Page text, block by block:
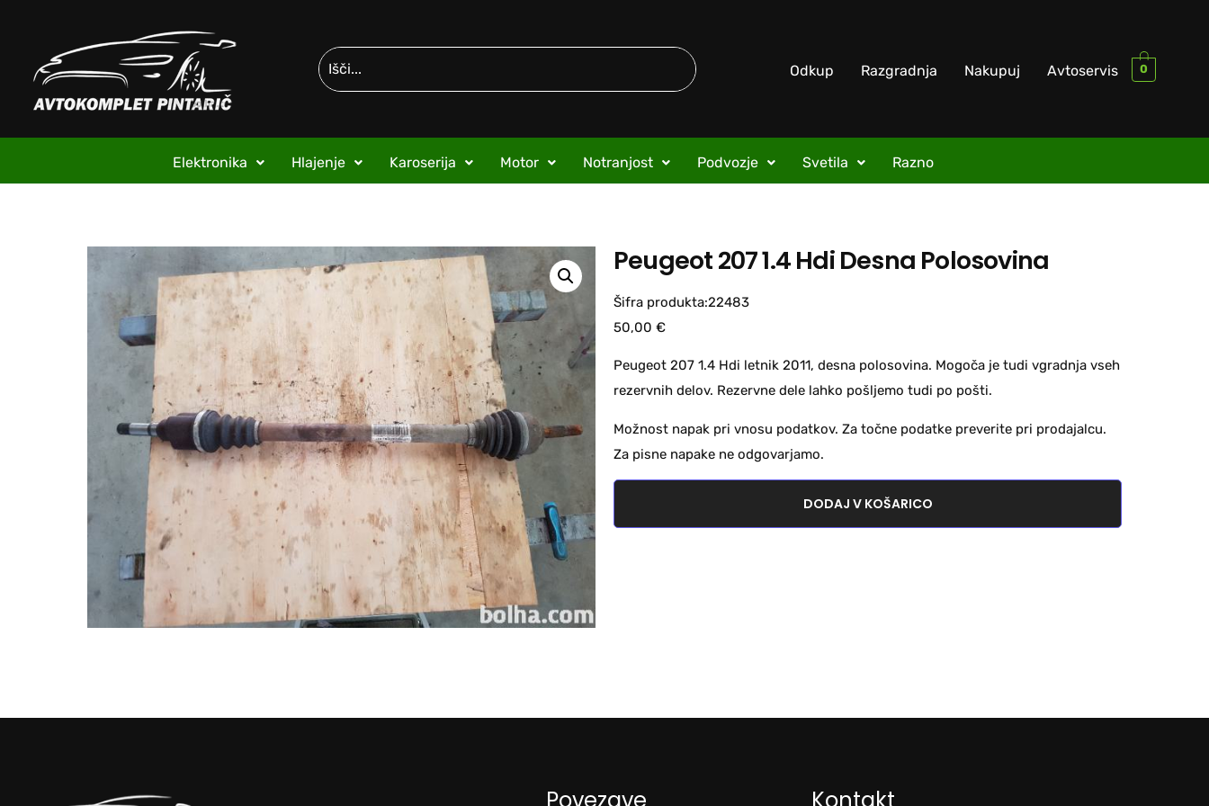
Odkup Razgradnja Nakupuj Avtoservis 0
Elektronika Hlajenje Karoserija Motor Notranjost Podvozje Svetila Razno
Peugeot 207 1.4 Hdi Desna Polosovina
Šifra produkta:22483
50,00 €
Peugeot 207 1.4 Hdi letnik 2011, desna polosovina. Mogoča je tudi vgradnja vseh
rezervnih delov. Rezervne dele lahko pošljemo tudi po pošti.
Možnost napak pri vnosu podatkov. Za točne podatke preverite pri prodajalcu.
Za pisne napake ne odgovarjamo.
DODAJ V KOŠARICO
Povezave Kontakt